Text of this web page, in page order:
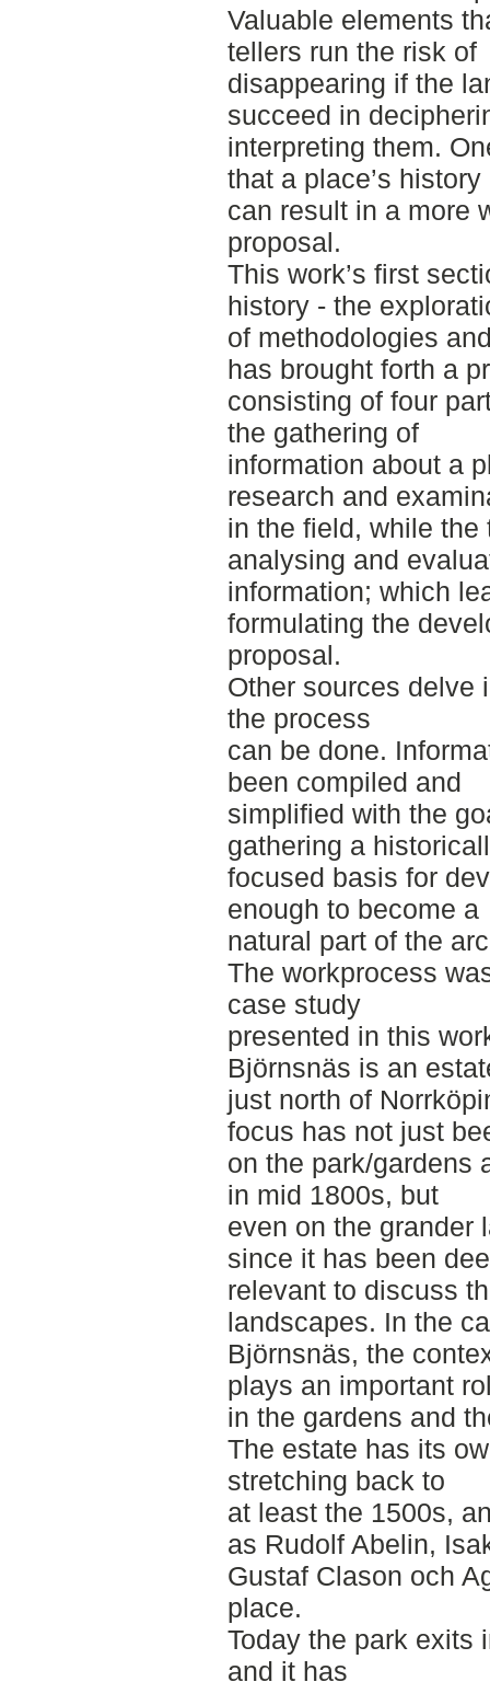
Valuable elements
tellers run the risk of
disappearing if the
succeed in
interpreting them.
that a place’s history
can result in a more
proposal.
This work’s first
history - the
of methodologies
has brought forth a
consisting of four
the gathering of
information about a
research and
in the field, while
analysing and
information; which
formulating the
proposal.
Other sources delve
the process
can be done.
been compiled and
simplified with the
gathering a
focused basis for
enough to become a
natural part of the
The workprocess
case study
presented in this
Björnsnäs is an
just north of
focus has not just
on the park/gardens
in mid 1800s, but
even on the grander
since it has been
relevant to discuss
landscapes. In the
Björnsnäs, the
plays an important
in the gardens and
The estate has its
stretching back to
at least the 1500s,
as Rudolf Abelin,
Gustaf Clason och
place.
Today the park exits
and it has